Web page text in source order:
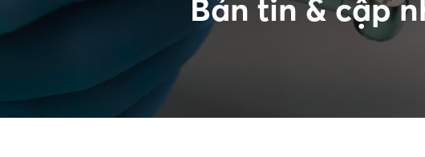
Bản tin & cập